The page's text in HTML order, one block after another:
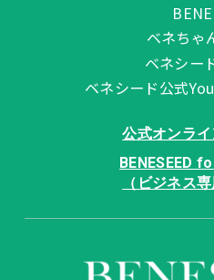
ベネちゃ
ベネシー
ベネシード公式
公式オンラ
BENESEED
（ビジネス